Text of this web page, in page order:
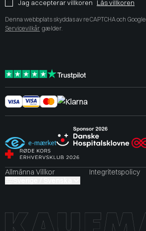
Jag accepterar villkoren Läs villkoren
Denna webbplats skyddas av reCAPTCHA och Google
Servicevilkår gælder.
Allmänna Villkor Integritetspolicy